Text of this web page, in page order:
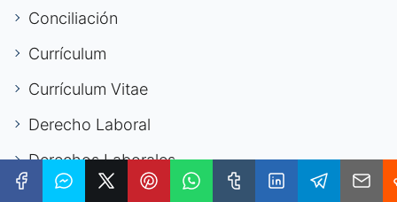
Conciliación
Currículum
Currículum Vitae
Derecho Laboral
Derechos Laborales
Desarrollo Personal